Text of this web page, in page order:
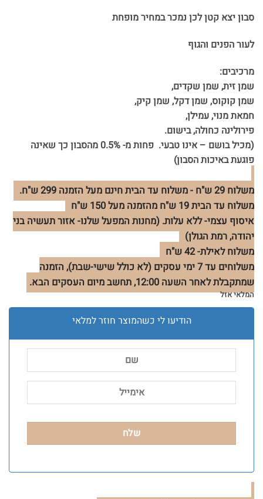
סבון יצא קטן לכן נמכר במחיר מופחת
לעור הפנים והגוף
מרכיבים:
שמן זית, שמן שקדים,
שמן קוקוס, שמן דקל, שמן קיק,
חמאת מנוי, עמילן,
פירולינה כחולה, בישום.
(מכיל בושם – אינו טבעי. פחות מ- 0.5% מהסבון כך שאינה
פוגעת באיכות הסבון)
משלוח 29 ש"ח - משלוח עד הבית חינם מעל הזמנה 299 ש"ח.
משלוח עד הבית 19 ש"ח מהזמנה מעל 150 ש"ח
איסוף עצמי- ללא עלות. (מחנות המפעל שלנו- אזור תעשיה בני
יהודה, רמת הגולן)
משלוח לאילת- 42 ש"ח
משלוחים עד 7 ימי עסקים (לא כולל שישי-שבת), הזמנה
שמתקבלת לאחר השעה 12:00, תחשב מיום העסקים הבא.
המלאי אזל
הודיעו לי כשהמוצר חוזר למלאי